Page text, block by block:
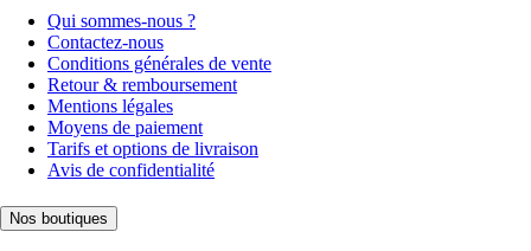
Qui sommes-nous ?
Contactez-nous
Conditions générales de vente
Retour & remboursement
Mentions légales
Moyens de paiement
Tarifs et options de livraison
Avis de confidentialité
Nos boutiques